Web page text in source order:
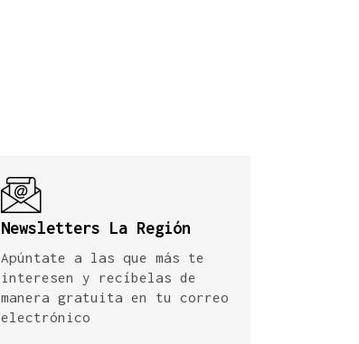
Newsletters La Región
Apúntate a las que más te
interesen y recíbelas de
manera gratuita en tu correo
electrónico